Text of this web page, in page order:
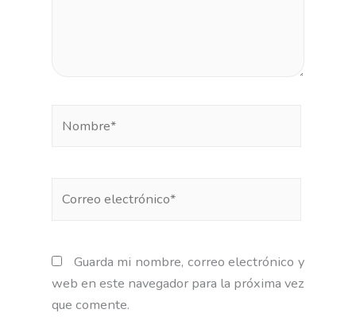
electrónico*
Guarda mi nombre, correo electrónico y
web en este navegador para la próxima vez
que comente.